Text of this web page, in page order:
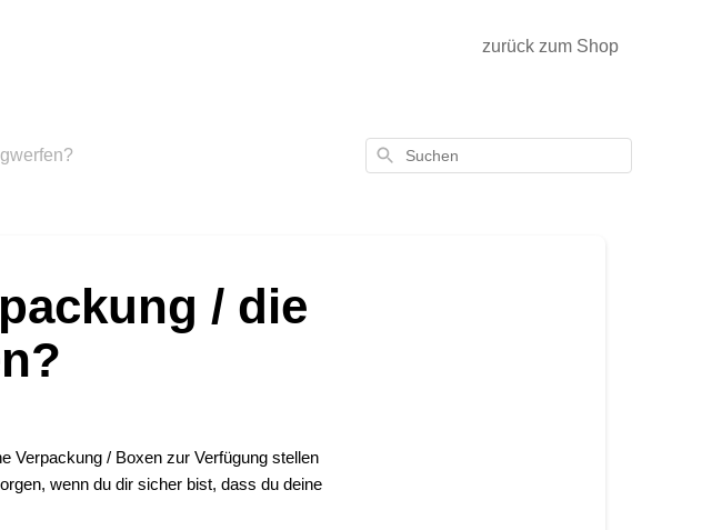
zurück zum Shop
Suchen
/ die
Verpackung / Boxen zur Verfügung stellen
wenn du dir sicher bist, dass du deine